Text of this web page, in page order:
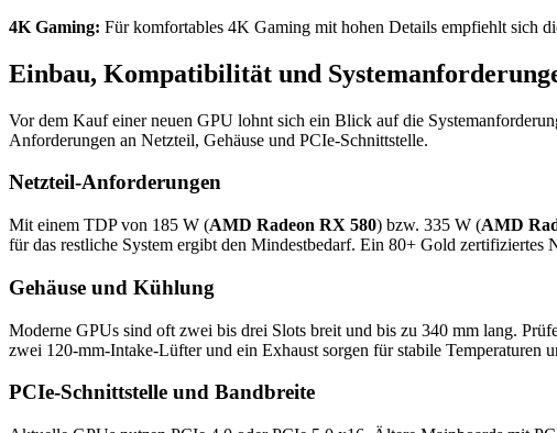
4K Gaming: Für komfortables 4K Gaming mit hohen Details empfiehlt sich
Einbau, Kompatibilität und
Vor dem Kauf einer neuen GPU lohnt sich ein Blick auf die
Anforderungen an Netzteil, Gehäuse und PCIe-Schnittstelle.
Netzteil-Anforderungen
Mit einem TDP von 185 W (AMD Radeon RX 580) bzw. 335 W (AMD
für das restliche System ergibt den Mindestbedarf. Ein 80+ Gold zertifiziertes
Gehäuse und Kühlung
Moderne GPUs sind oft zwei bis drei Slots breit und bis zu 340 mm lang.
zwei 120-mm-Intake-Lüfter und ein Exhaust sorgen für stabile Temperaturen
PCIe-Schnittstelle und Bandbreite